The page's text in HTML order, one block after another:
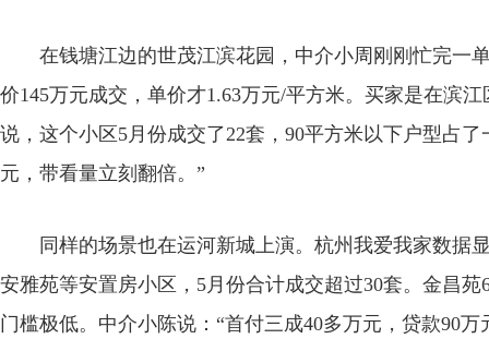
在钱塘江边的世茂江滨花园，中介小周刚刚忙完一单
价145万元成交，单价才1.63万元/平方米。买家是在滨
说，这个小区5月份成交了22套，90平方米以下户型占
元，带看量立刻翻倍。”
同样的场景也在运河新城上演。杭州我爱我家数据
安雅苑等安置房小区，5月份合计成交超过30套。金昌
门槛极低。中介小陈说：“首付三成40多万元，贷款90